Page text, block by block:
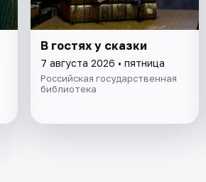
В гостях у сказки
7 августа 2026 • пятница
Российская государственная
библиотека